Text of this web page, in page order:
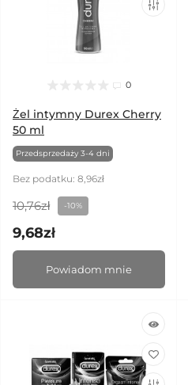
0
Żel intymny Durex Cherry
50 ml
Przedsprzedaży 3-4 dni
Bez podatku: 8,96zł
10,76zł -10%
9,68zł
Powiadom mnie